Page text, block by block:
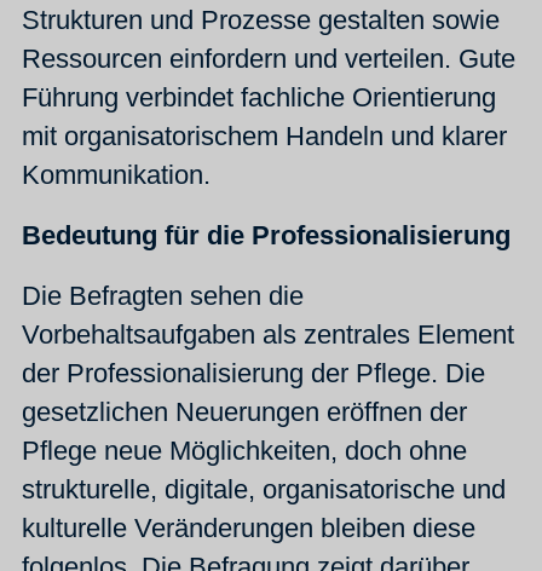
Strukturen und Prozesse gestalten sowie
Ressourcen einfordern und verteilen. Gute
Führung verbindet fachliche Orientierung
mit organisatorischem Handeln und klarer
Kommunikation.
Bedeutung für die Professionalisierung
Die Befragten sehen die
Vorbehaltsaufgaben als zentrales Element
der Professionalisierung der Pflege. Die
gesetzlichen Neuerungen eröffnen der
Pflege neue Möglichkeiten, doch ohne
strukturelle, digitale, organisatorische und
kulturelle Veränderungen bleiben diese